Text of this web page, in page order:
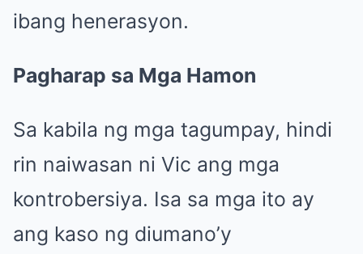
ibang henerasyon.
Pagharap sa Mga Hamon
Sa kabila ng mga tagumpay, hindi
rin naiwasan ni Vic ang mga
kontrobersiya. Isa sa mga ito ay
ang kaso ng diumano’y